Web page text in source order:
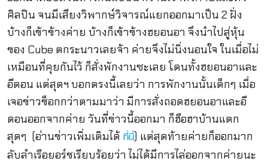
ศิลปิน จนมีเสียงวิพากษ์วิจารณ์แยกออกมาเป็น 2 ฝั่ง
บ้างก็เข้าข้างค่าย บ้างก็เข้าข้างฮยอนอา จึงนำไปสู่หุ้น
ของ Cube ตกระนาวเลยจ้า ค่ายจึงไม่นิ่งนอนใจ ในเมื่อไม่
เหมือนที่คุยกันไว้ ก็สั่งพักงานซะเลย โดนทั้งฮยอนอาและ
อีดอน แต่สุดฯ บอกตรงนี้เลยว่า การพักงานนั้นเด็กๆ เมื่อ
เจอข่าวช็อกกว่าตามมาว่า มีการสั่งถอดฮยอนอาและอี
ดอนออกจากค่าย วันที่ข่าวนี้ออกมา ก็ฮือฮาบ้านแตก
สุดๆ (อ่านข่าวเพิ่มเติมได้ ที่นี่) แต่สุดท้ายค่ายก็ออกมาก
ลับลำเรือยอร์ชเรียบร้อยว่า ไม่ได้มีการไล่ออกจากค่ายนะ